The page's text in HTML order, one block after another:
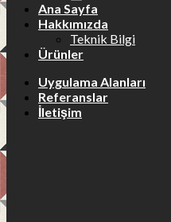
Ana Sayfa
Hakkımızda
Teknik Bilgi
Ürünler
Uygulama Alanları
Referanslar
İletişim